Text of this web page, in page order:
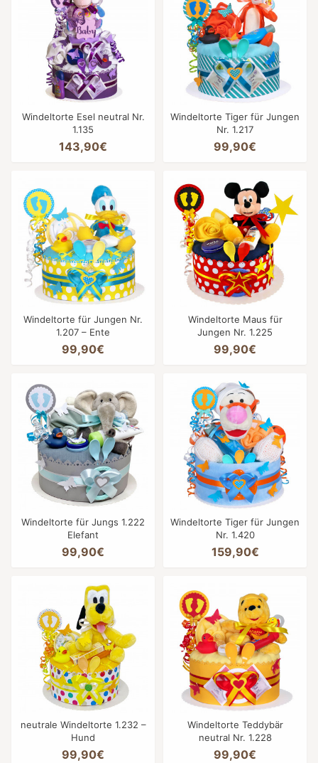
Windeltorte Esel neutral Nr.
1.135
143,90€
Windeltorte Tiger für Jungen
Nr. 1.217
99,90€
Windeltorte für Jungen Nr.
1.207 – Ente
99,90€
Windeltorte Maus für
Jungen Nr. 1.225
99,90€
Windeltorte für Jungs 1.222
Elefant
99,90€
Windeltorte Tiger für Jungen
Nr. 1.420
159,90€
neutrale Windeltorte 1.232 –
Hund
99,90€
Windeltorte Teddybär
neutral Nr. 1.228
99,90€